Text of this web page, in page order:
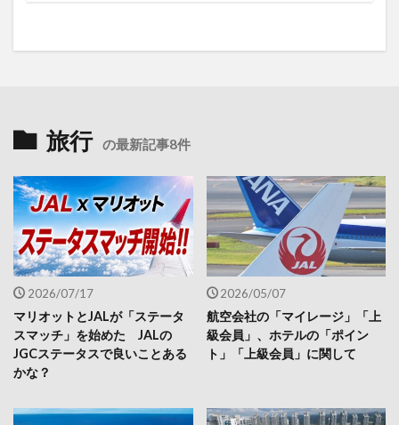
旅行 の最新記事8件
2026/07/17
マリオットとJALが「ステータ
スマッチ」を始めた JALの
JGCステータスで良いことある
かな？
2026/05/07
航空会社の「マイレージ」「上
級会員」、ホテルの「ポイン
ト」「上級会員」に関して